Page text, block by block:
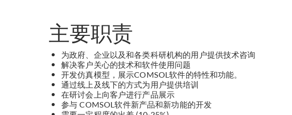
主要职责
为政府、企业以及和各类科研机构的用户提供技术咨询
解决客户关心的技术和软件使用问题
开发仿真模型，展示COMSOL软件的特性和功能。
通过线上及线下的方式为用户提供培训
在研讨会上向客户进行产品展示
参与 COMSOL软件新产品和新功能的开发